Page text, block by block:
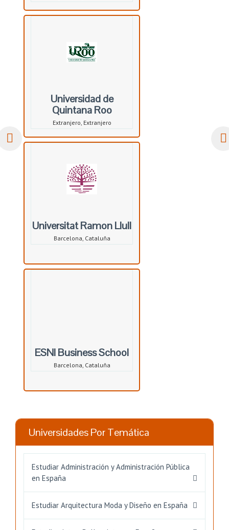
Universidad de
Quintana Roo
Extranjero, Extranjero
Universitat Ramon Llull
Barcelona, Cataluña
ESNI Business School
Barcelona, Cataluña
Universidades Por Temática
Estudiar Administración y Administración Pública
en España
Estudiar Arquitectura Moda y Diseño en España